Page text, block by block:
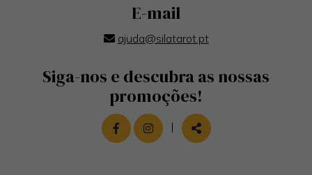
E-mail
ajuda@silatarot.pt
Siga-nos e descubra as nossas
promoções!
LINK PARA A PÁGINA DE FACEBOOK
LINK PARA A PÁGINA DE
|
PARTILHAR